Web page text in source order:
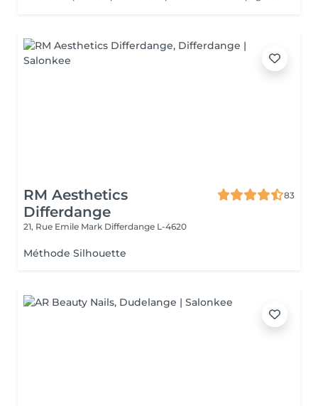
RM Aesthetics
Differdange
83
21, Rue Emile Mark Differdange L-4620
Méthode Silhouette